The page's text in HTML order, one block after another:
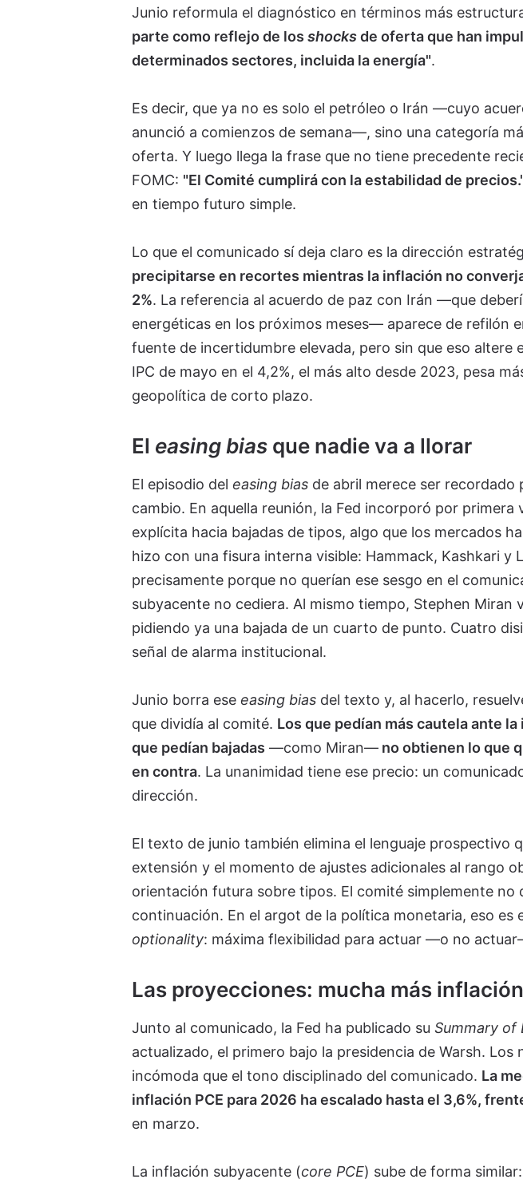
Junio reformula el diagnóstico en términos más
parte como reflejo de los shocksde oferta que han
determinados sectores, incluida la energía".
Es decir, que ya no es solo el petróleo o Irán —cuyo
anunció a comienzos de semana—, sino una categoría
oferta. Y luego llega la frase que no tiene precedente
FOMC: "El Comité cumplirá con la estabilidad de
en tiempo futuro simple.
Lo que el comunicado sí deja claro es la dirección
precipitarse en recortes mientras la inflación no
2%. La referencia al acuerdo de paz con Irán —que
energéticas en los próximos meses— aparece de refilón
fuente de incertidumbre elevada, pero sin que eso altere
IPC de mayo en el 4,2%, el más alto desde 2023, pesa
geopolítica de corto plazo.
El easing biasque nadie va a llorar
El episodio del easing biasde abril merece ser recordado
cambio. En aquella reunión, la Fed incorporó por primera
explícita hacia bajadas de tipos, algo que los mercados
hizo con una fisura interna visible: Hammack, Kashkari y
precisamente porque no querían ese sesgo en el
subyacente no cediera. Al mismo tiempo, Stephen Miran
pidiendo ya una bajada de un cuarto de punto. Cuatro
señal de alarma institucional.
Junio borra ese easing biasdel texto y, al hacerlo,
que dividía al comité. Los que pedían más cautela ante
que pedían bajadas —como Miran—no obtienen lo que
en contra. La unanimidad tiene ese precio: un
dirección.
El texto de junio también elimina el lenguaje prospectivo
extensión y el momento de ajustes adicionales al rango
orientación futura sobre tipos. El comité simplemente no
continuación. En el argot de la política monetaria, eso es
optionality: máxima flexibilidad para actuar —o no
Las proyecciones: mucha más inflación
Junto al comunicado, la Fed ha publicado su Summary of
actualizado, el primero bajo la presidencia de Warsh.
incómoda que el tono disciplinado del comunicado. La
inflación PCE para 2026 ha escalado hasta el 3,6%,
en marzo.
La inflación subyacente (core PCE) sube de forma